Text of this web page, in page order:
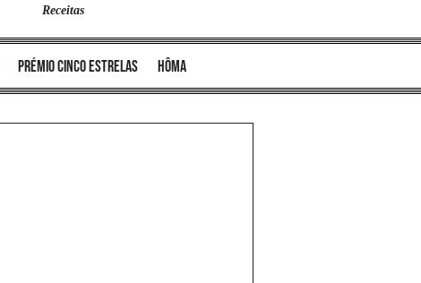
Receitas
Prémio Cinco Estrelas Hôma